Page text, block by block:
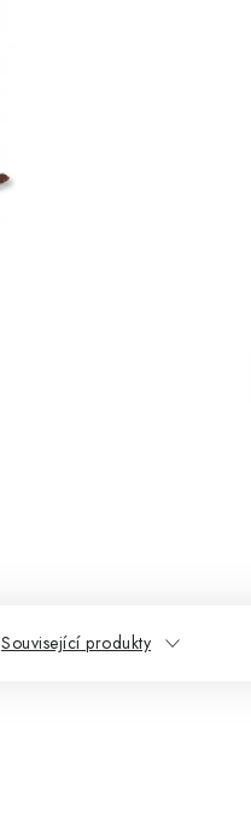
Související produkty